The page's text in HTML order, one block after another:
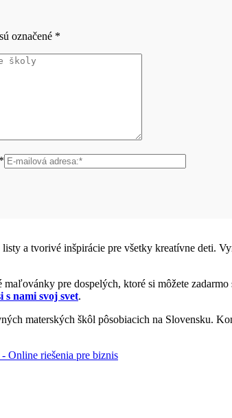
označené *
a tvorivé inšpirácie pre všetky kreatívne deti.
pre dospelých, ktoré si môžete
s nami svoj svet.
materských škôl pôsobiacich na Slovensku.
Online riešenia pre biznis